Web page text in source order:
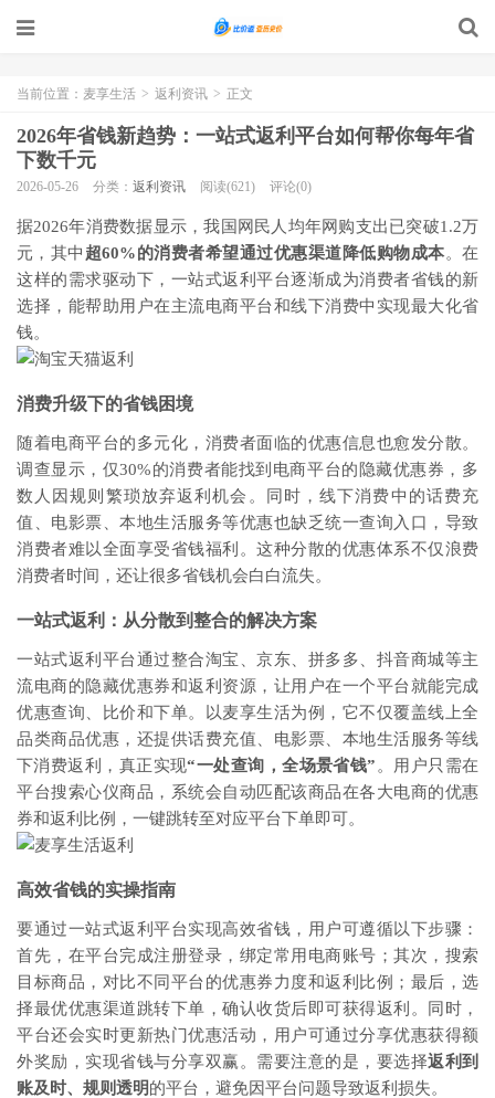
当前位置： 麦享生活 > 返利资讯 > 正文
2026年省钱新趋势：一站式返利平台如何帮你每年省
下数千元
2026-05-26 分类： 返利资讯 阅读(621) 评论(0)
据2026年消费数据显示，我国网民人均年网购支出已突破1.2万
元，其中 超60%的消费者希望通过优惠渠道降低购物成本。在
这样的需求驱动下，一站式返利平台逐渐成为消费者省钱的新
选择，能帮助用户在主流电商平台和线下消费中实现最大化省
钱。
消费升级下的省钱困境
随着电商平台的多元化，消费者面临的优惠信息也愈发分散。
调查显示，仅30%的消费者能找到电商平台的隐藏优惠券，多
数人因规则繁琐放弃返利机会。同时，线下消费中的话费充
值、电影票、本地生活服务等优惠也缺乏统一查询入口，导致
消费者难以全面享受省钱福利。这种分散的优惠体系不仅浪费
消费者时间，还让很多省钱机会白白流失。
一站式返利：从分散到整合的解决方案
一站式返利平台通过整合淘宝、京东、拼多多、抖音商城等主
流电商的隐藏优惠券和返利资源，让用户在一个平台就能完成
优惠查询、比价和下单。以麦享生活为例，它不仅覆盖线上全
品类商品优惠，还提供话费充值、电影票、本地生活服务等线
下消费返利，真正实现“一处查询，全场景省钱” 。用户只需在
平台搜索心仪商品，系统会自动匹配该商品在各大电商的优惠
券和返利比例，一键跳转至对应平台下单即可。
高效省钱的实操指南
要通过一站式返利平台实现高效省钱，用户可遵循以下步骤：
首先，在平台完成注册登录，绑定常用电商账号；其次，搜索
目标商品，对比不同平台的优惠券力度和返利比例；最后，选
择最优优惠渠道跳转下单，确认收货后即可获得返利。同时，
平台还会实时更新热门优惠活动，用户可通过分享优惠获得额
外奖励，实现省钱与分享双赢。需要注意的是，要选择返利到
账及时、规则透明的平台，避免因平台问题导致返利损失。